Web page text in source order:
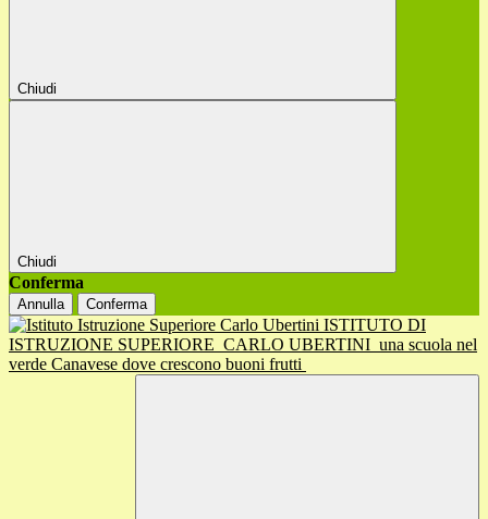
Chiudi
Chiudi
Conferma
Annulla Conferma
ISTITUTO DI
ISTRUZIONE SUPERIORE CARLO UBERTINI una scuola nel
verde Canavese dove crescono buoni frutti